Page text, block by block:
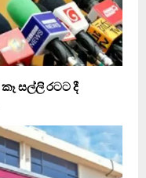
සල්ලි රටට දී